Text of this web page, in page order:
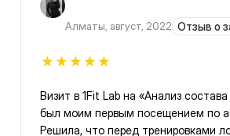
Алматы, август, 2022 Отзыв о
Визит в 1Fit Lab на «Анализ
был моим первым посещением по
Решила, что перед тренировками